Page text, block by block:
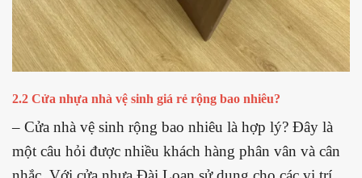
2.2 Cửa nhựa nhà vệ sinh giá rẻ rộng bao nhiêu?
– Cửa nhà vệ sinh rộng bao nhiêu là hợp lý? Đây là
một câu hỏi được nhiều khách hàng phân vân và cân